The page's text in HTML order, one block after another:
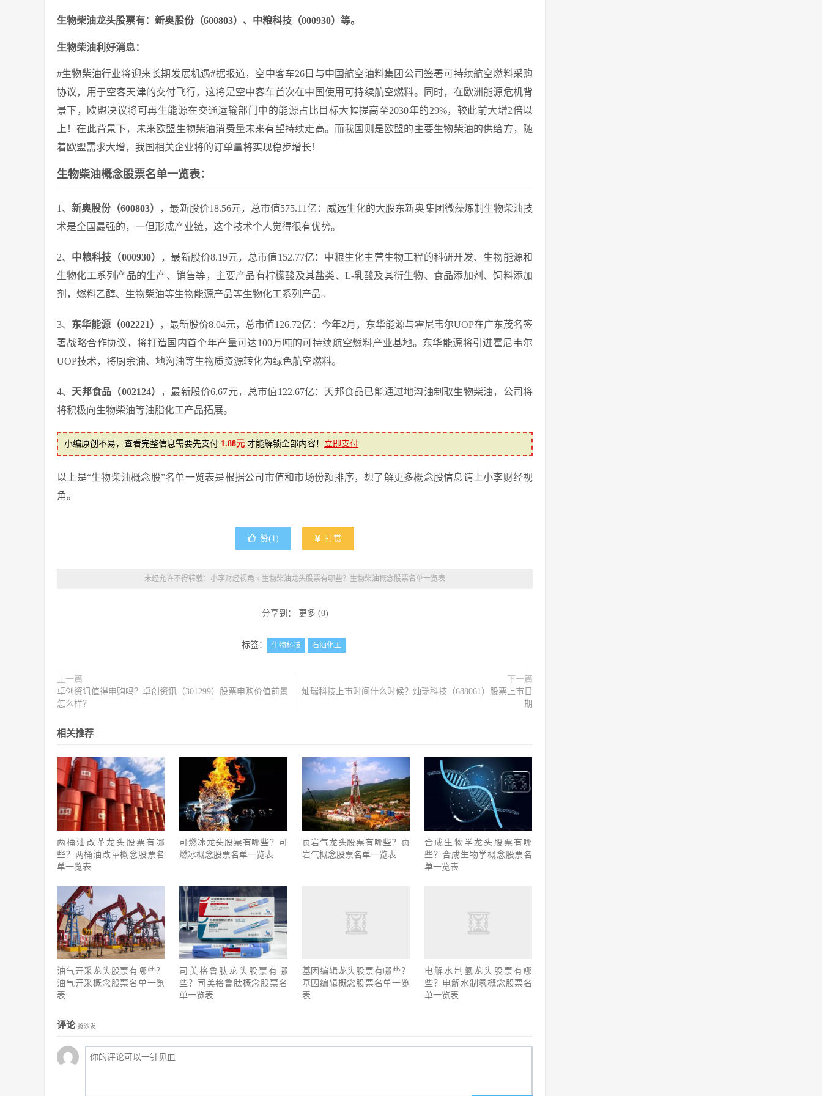
生物柴油龙头股票有：新奥股份（600803）、中粮科技（000930）等。
生物柴油利好消息：
#生物柴油行业将迎来长期发展机遇#据报道，空中客车26日与中国航空油料集团公司签署可持续航空燃料采购
协议，用于空客天津的交付飞行，这将是空中客车首次在中国使用可持续航空燃料。同时，在欧洲能源危机背
景下，欧盟决议将可再生能源在交通运输部门中的能源占比目标大幅提高至2030年的29%，较此前大增2倍以
上！在此背景下，未来欧盟生物柴油消费量未来有望持续走高。而我国则是欧盟的主要生物柴油的供给方，随
着欧盟需求大增，我国相关企业将的订单量将实现稳步增长！
生物柴油概念股票名单一览表：
1、新奥股份（600803） ，最新股价18.56元，总市值575.11亿：威远生化的大股东新奥集团微藻炼制生物柴油技
术是全国最强的，一但形成产业链，这个技术个人觉得很有优势。
2、 中粮科技（000930）
，最新股价8.19元，总市值152.77亿：中粮生化主营生物工程的科研开发、生物能源和
生物化工系列产品的生产、销售等，主要产品有柠檬酸及其盐类、L-乳酸及其衍生物、食品添加剂、饲料添加
剂，燃料乙醇、生物柴油等生物能源产品等生物化工系列产品。
3、 东华能源（002221）
，最新股价8.04元，总市值126.72亿：今年2月，东华能源与霍尼韦尔UOP在广东茂名签
署战略合作协议，将打造国内首个年产量可达100万吨的可持续航空燃料产业基地。东华能源将引进霍尼韦尔
UOP技术，将厨余油、地沟油等生物质资源转化为绿色航空燃料。
4、 天邦食品（002124）
，最新股价6.67元，总市值122.67亿：天邦食品已能通过地沟油制取生物柴油，公司将
将积极向生物柴油等油脂化工产品拓展。
小编原创不易，查看完整信息需要先支付 1.88元 才能解锁全部内容！ 立即支付
以上是“生物柴油概念股”名单一览表是根据公司市值和市场份额排序，想了解更多概念股信息请上小李财经视
角。
赞(1) 打赏
未经允许不得转载： 小李财经视角 » 生物柴油龙头股票有哪些？生物柴油概念股票名单一览表
分享到： 更多 (0)
标签： 生物科技 石油化工
上一篇
卓创资讯值得申购吗？卓创资讯（301299）股票申购价值前景
怎么样？
下一篇
灿瑞科技上市时间什么时候？灿瑞科技（688061）股票上市日
期
相关推荐
两桶油改革龙头股票有哪
些？两桶油改革概念股票名
单一览表
可燃冰龙头股票有哪些？可
燃冰概念股票名单一览表
页岩气龙头股票有哪些？页
岩气概念股票名单一览表
合成生物学龙头股票有哪
些？合成生物学概念股票名
单一览表
油气开采龙头股票有哪些？
油气开采概念股票名单一览
表
司美格鲁肽龙头股票有哪
些？司美格鲁肽概念股票名
单一览表
基因编辑龙头股票有哪些？
基因编辑概念股票名单一览
表
电解水制氢龙头股票有哪
些？电解水制氢概念股票名
单一览表
评论 抢沙发